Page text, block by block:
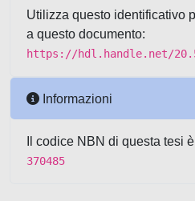
Utilizza questo identificativo
a questo documento:
https://hdl.handle.net/
Informazioni
Il codice NBN di questa tesi è
370485